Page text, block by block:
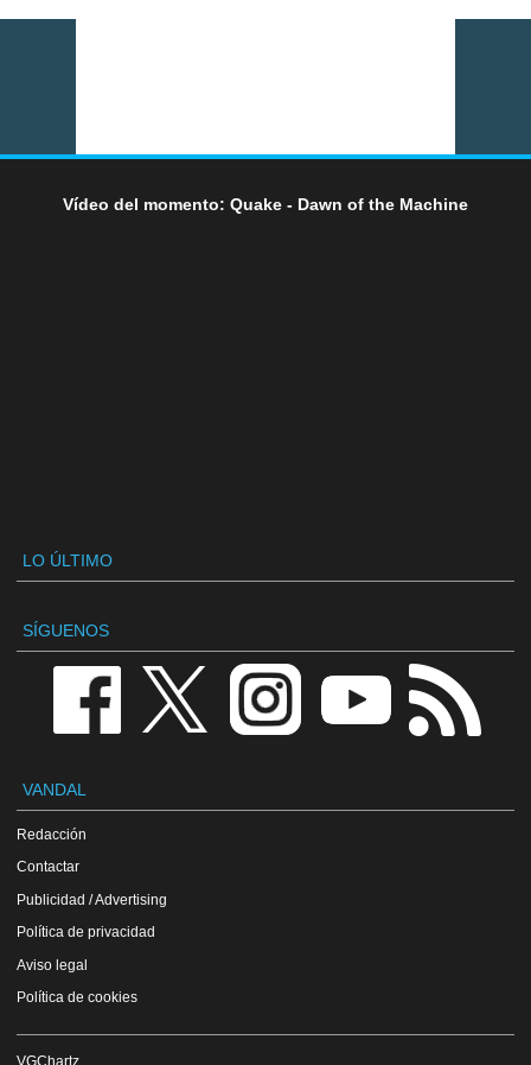
Vídeo del momento: Quake - Dawn of the Machine
LO ÚLTIMO
SÍGUENOS
VANDAL
Redacción
Contactar
Publicidad / Advertising
Política de privacidad
Aviso legal
Política de cookies
VGChartz